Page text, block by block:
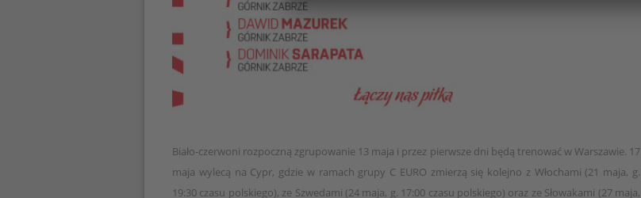
Biało-czerwoni rozpoczną zgrupowanie 13 maja i przez pierwsze dni będą trenować w Warszawie. 17
maja wylecą na Cypr, gdzie w ramach grupy C EURO zmierzą się kolejno z Włochami (21 maja, g.
19:30 czasu polskiego), ze Szwedami (24 maja, g. 17:00 czasu polskiego) oraz ze Słowakami (27 maja,